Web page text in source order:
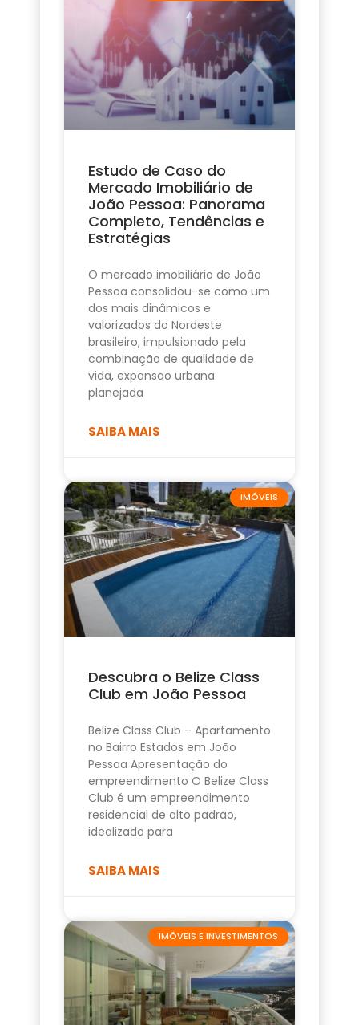
Estudo de Caso do
Mercado Imobiliário de
João Pessoa: Panorama
Completo, Tendências e
Estratégias
O mercado imobiliário de João
Pessoa consolidou-se como um
dos mais dinâmicos e
valorizados do Nordeste
brasileiro, impulsionado pela
combinação de qualidade de
vida, expansão urbana
planejada
SAIBA MAIS
IMÓVEIS
Descubra o Belize Class
Club em João Pessoa
Belize Class Club – Apartamento
no Bairro Estados em João
Pessoa Apresentação do
empreendimento O Belize Class
Club é um empreendimento
residencial de alto padrão,
idealizado para
SAIBA MAIS
IMÓVEIS E INVESTIMENTOS